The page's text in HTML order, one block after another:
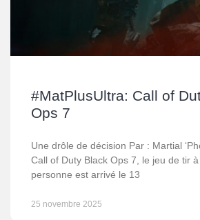
#MatPlusUltra: Call of
Ops 7
Une drôle de décision Par : Martial
Call of Duty Black Ops 7, le jeu de tir
personne est arrivé le 13
25 novembre 2025